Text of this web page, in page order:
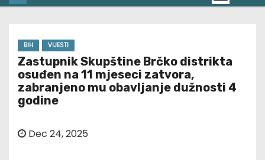
BIH VIJESTI
Zastupnik Skupštine Brčko distrikta
osuđen na 11 mjeseci zatvora,
zabranjeno mu obavljanje dužnosti 4
godine
Dec 24, 2025